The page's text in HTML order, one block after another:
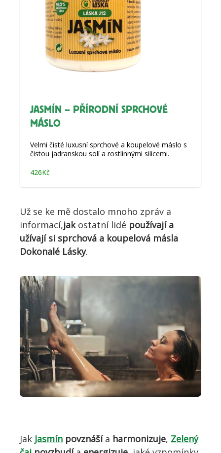
JASMÍN – PŘÍRODNÍ SPRCHOVÉ
MÁSLO
Velmi čisté luxusní sprchové a koupelové máslo s
čistou jadranskou solí a rostlinnými silicemi.
426Kč
Už se ke mě dostalo mnoho zpráv a
informací,jakostatní lidé používají a
užívají si sprchová a koupelová másla
Dokonalé Lásky.
Jak Jasmín povznášía harmonizuje, Zelený